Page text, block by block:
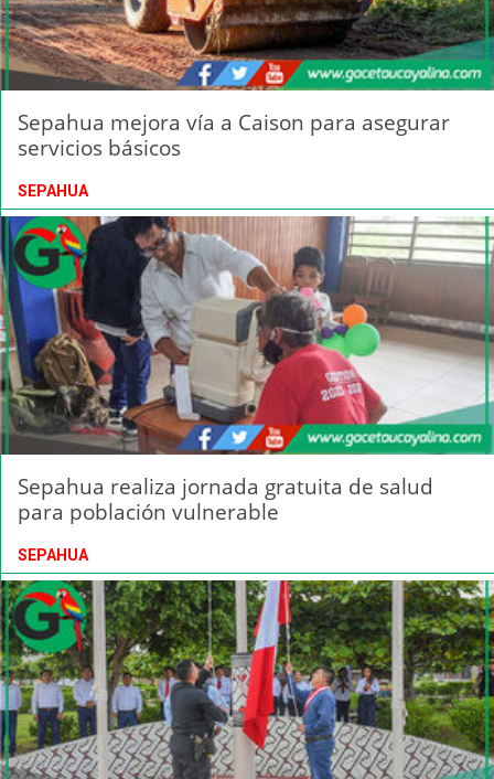
Sepahua mejora vía a Caison para asegurar
servicios básicos
SEPAHUA
Sepahua realiza jornada gratuita de salud
para población vulnerable
SEPAHUA